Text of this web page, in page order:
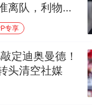
离队，利物浦
议猛将
专享
定迪奥曼德！
头清空社媒